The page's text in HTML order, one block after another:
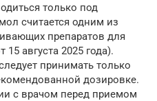
только под
считается одним из
препаратов для
августа 2025 года).
принимать только
дозировке.
с врачом перед приемом